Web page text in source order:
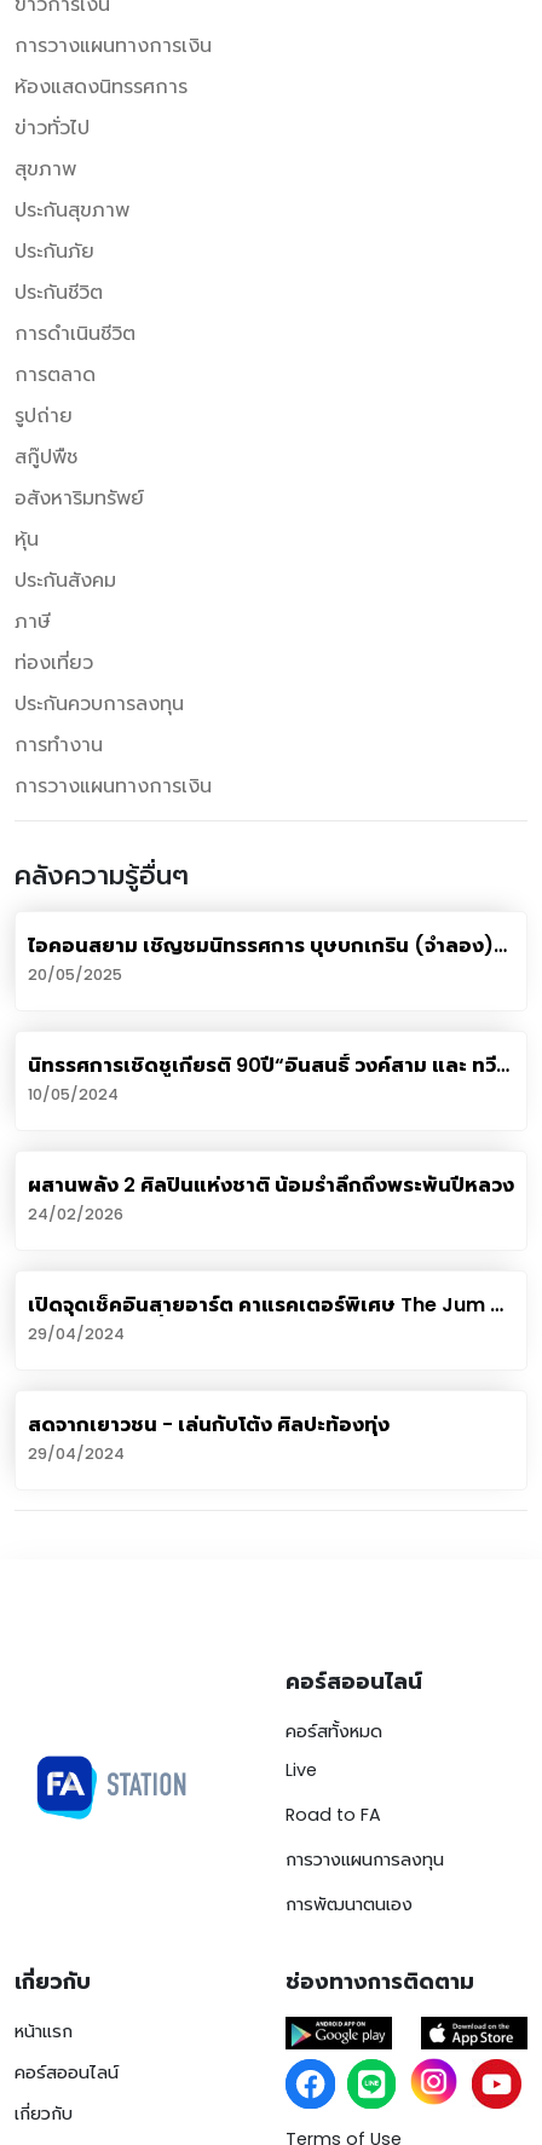
การวางแผนทางการเงิน
ห้องแสดงนิทรรศการ
ข่าวทั่วไป
สุขภาพ
ประกันสุขภาพ
ประกันภัย
ประกันชีวิต
การดำเนินชีวิต
การตลาด
รูปถ่าย
สกู๊ปพืช
อสังหาริมทรัพย์
หุ้น
ประกันสังคม
ภาษี
ท่องเที่ยว
ประกันควบการลงทุน
การทำงาน
การวางแผนทางการเงิน
คลังความรู้อื่นๆ
ไอคอนสยาม เชิญชมนิทรรศการ บุษบกเกริน (จำลอง)
สถาปัตยกรรมทรงปราสาทในประวัติศาสตร์ไทย
20/05/2025
นิทรรศการเชิดชูเกียรติ 90ปี“อินสนธิ์ วงค์สาม และ ทวี
รัชนีกร”
10/05/2024
ผสานพลัง 2 ศิลปินแห่งชาติ น้อมรำลึกถึงพระพันปีหลวง
24/02/2026
เปิดจุดเช็คอินสายอาร์ต คาแรคเตอร์พิเศษ The Jum ที่
เทอร์มินอล21 ทั่วประเทศ
29/04/2024
สดจากเยาวชน - เล่นกับโต้ง ศิลปะท้องทุ่ง
29/04/2024
คอร์สออนไลน์
คอร์สทั้งหมด
Live
Road to FA
การวางแผนการลงทุน
การพัฒนาตนเอง
เกี่ยวกับ
หน้าแรก
คอร์สออนไลน์
เกี่ยวกับ
ช่องทางการติดตาม
Terms of Use